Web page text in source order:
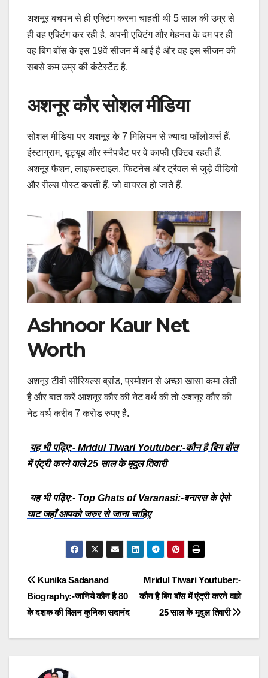
अशनूर बचपन से ही एक्टिंग करना चाहती थी 5 साल की उम्र से
ही वह एक्टिंग कर रही है. अपनी एक्टिंग और मेहनत के दम पर ही
वह बिग बॉस के इस 19वें सीजन में आई है और वह इस सीजन की
सबसे कम उम्र की कंटेस्टेंट है.
अशनूर कौर सोशल मीडिया
सोशल मीडिया पर अशनूर के 7 मिलियन से ज्यादा फॉलोअर्स हैं.
इंस्टाग्राम, यूट्यूब और स्नैपचैट पर वे काफी एक्टिव रहती हैं.
अशनूर फैशन, लाइफस्टाइल, फिटनेस और ट्रैवल से जुड़े वीडियो
और रील्स पोस्ट करती हैं, जो वायरल हो जाते हैं.
Ashnoor Kaur Net
Worth
अशनूर टीवी सीरियल्स ब्रांड, प्रमोशन से अच्छा खासा कमा लेती
है और बात करें आशनूर कौर की नेट वर्थ की तो अशनूर कौर की
नेट वर्थ करीब 7 करोड रुपए है.
यह भी पढ़िए:- Mridul Tiwari Youtuber:-कौन है बिग बॉस
में एंट्री करने वाले 25 साल के मृदुल तिवारी
यह भी पढ़िए:- Top Ghats of Varanasi:-बनारस के ऐसे
घाट जहाँ आपको जरुर से जाना चाहिए
Post
navigation
Mridul Tiwari Youtuber:-
कौन है बिग बॉस में एंट्री करने वाले
25 साल के मृदुल तिवारी
Kunika Sadanand
Biography:-जानिये कौन है 80
के दशक की विलन कुनिका सदानंद